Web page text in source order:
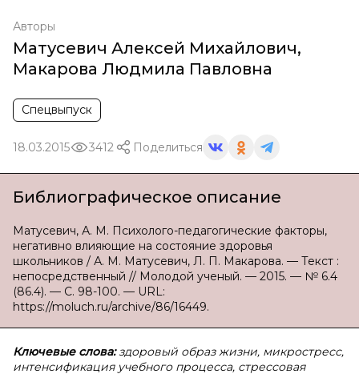
Авторы
Матусевич Алексей Михайлович,
Макарова Людмила Павловна
Спецвыпуск
18.03.2015 3412 Поделиться
Библиографическое описание
Матусевич, А. М. Психолого-педагогические факторы,
негативно влияющие на состояние здоровья
школьников / А. М. Матусевич, Л. П. Макарова. — Текст :
непосредственный // Молодой ученый. — 2015. — № 6.4
(86.4). — С. 98-100. — URL:
https://moluch.ru/archive/86/16449.
Ключевые слова: здоровый образ жизни, микростресс,
интенсификация учебного процесса, стрессовая